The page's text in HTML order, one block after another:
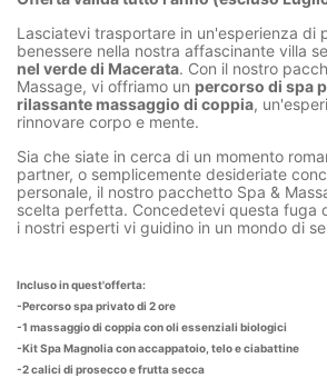
Lasciatevi trasportare in un'esperienza di
benessere nella nostra affascinante villa
nel verde di Macerata. Con il nostro
Massage, vi offriamo un percorso di spa
rilassante massaggio di coppia,
rinnovare corpo e mente.
Sia che siate in cerca di un momento
partner, o semplicemente desideriate
personale, il nostro pacchetto Spa &
scelta perfetta. Concedetevi questa fuga
i nostri esperti vi guidino in un mondo di
Incluso in quest'offerta:
-Percorso spa privato di 2 ore
-1 massaggio di coppia con oli essenziali biologici
-Kit Spa Magnolia con accappatoio, telo e ciabattine
-2 calici di prosecco e frutta secca